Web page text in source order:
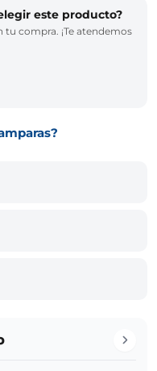
este producto?
tu compra. ¡Te atendemos